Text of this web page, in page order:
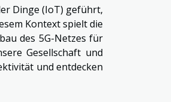
Dinge (IoT) geführt,
Kontext spielt die
des 5G-Netzes für
Gesellschaft und
und entdecken